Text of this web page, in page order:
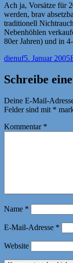
Ach ja, Vorsätze für
werden, brav
traditionell
Nebenhöhlen
80er Jahren) und in
Autor
dienufVeröffentlicht
5. Januar 2005
Schreibe
Deine E-Mail-
Felder sind mit *
Kommentar *
Name *
E-Mail-Adresse *
Website